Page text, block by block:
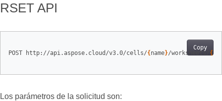
RSET API
Copy
POST http://api.aspose.cloud/v3.0/cells/{ name}/worksheets/ {
Los parámetros de la solicitud son: